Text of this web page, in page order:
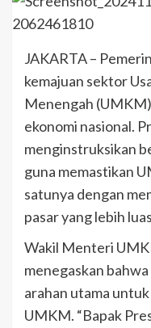
JAKARTA –
kemajuan sektor
Menengah
ekonomi nasional.
menginstruksikan
guna memastikan
satunya dengan
pasar yang lebih
Wakil Menteri
menegaskan
arahan utama
UMKM. “Bapak